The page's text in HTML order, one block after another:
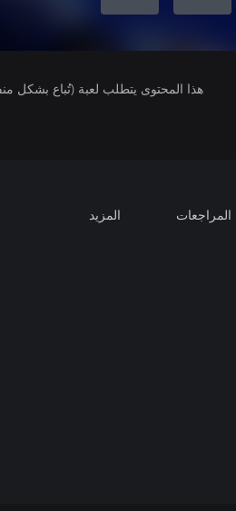
هذا المحتوى يتطلب لعبة (تُباع بشكل
المراجعات المزيد